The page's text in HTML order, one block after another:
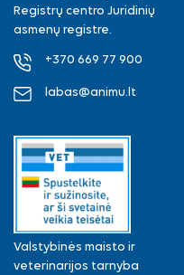
Registrų centro Juridinių
asmenų registre.
+370 669 77 900
labas@animu.lt
Valstybinės maisto ir
veterinarijos tarnyba